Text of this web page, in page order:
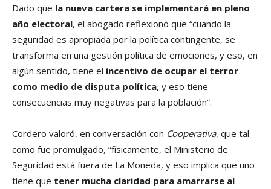
Dado que la nueva cartera se implementará en pleno
año electoral, el abogado reflexionó que “cuando la
seguridad es apropiada por la política contingente, se
transforma en una gestión política de emociones, y eso, en
algún sentido, tiene el incentivo de ocupar el terror
como medio de disputa política, y eso tiene
consecuencias muy negativas para la población”.
Cordero valoró, en conversación con Cooperativa, que tal
como fue promulgado, “físicamente, el Ministerio de
Seguridad está fuera de La Moneda, y eso implica que uno
tiene que tener mucha claridad para amarrarse al